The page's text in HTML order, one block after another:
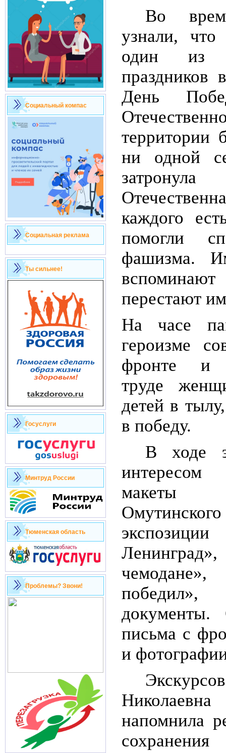
Социальный компас
Социальная реклама
Ты сильнее!
Госуслуги
Минтруд России
Тюменская область
Проблемы? Звони!
Во
узнали, что
один из
День
территории
ни одной
каждого
помогли
фашизма.
перестают
На часе
героизме
фронте и
труде
детей в
в победу.
В ходе
макеты
документы.
письма с
и
напомнила